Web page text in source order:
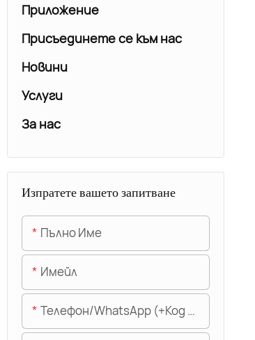
Приложение
Присъединете се към нас
Новини
Услуги
За нас
Изпратете вашето запитване
Пълно Име
Имейл
Телефон/WhatsApp (+Код На Областта)